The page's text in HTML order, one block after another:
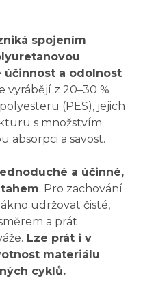
spojením
účinnost a odolnost
vyrábějí z 20–30 %
(PES), jejich
s množstvím
absorpci a savost.
a účinné,
. Pro zachování
udržovat čisté,
a prát
Lze prát i v
materiálu
cyklů.